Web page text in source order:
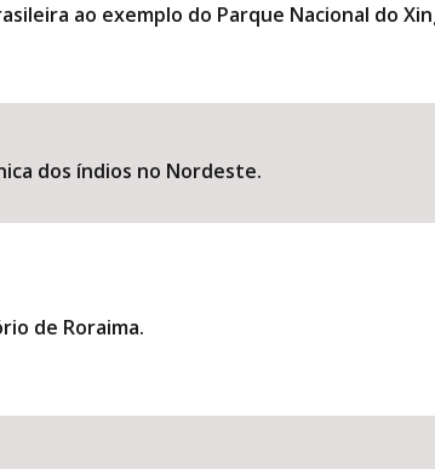
ao exemplo do Parque Nacional do
dos índios no Nordeste.
de Roraima.